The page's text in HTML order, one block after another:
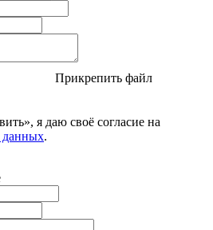
Прикрепить файл
я даю своё согласие на
данных.